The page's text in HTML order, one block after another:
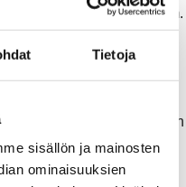
Tietoja
sisällön ja mainosten
ominaisuuksien
tarkoin, eli mietimme mm.
ja tontin putkireitit sekä
kanssa. Itse liittymän
luotettavia
siten, että
mahdollisimman vähän
Lue lisää:
reo-x-rauman-akku-oy-